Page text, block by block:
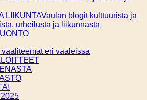
LIIKUNTAVaulan blogit kulttuurista ja
urheilusta ja liikunnasta
vaaliteemat eri vaaleissa